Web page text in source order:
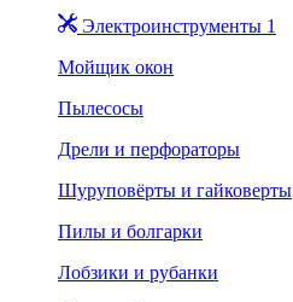
Электроинструменты 1
Мойщик окон
Пылесосы
Дрели и перфораторы
Шуруповёрты и гайковерты
Пилы и болгарки
Лобзики и рубанки